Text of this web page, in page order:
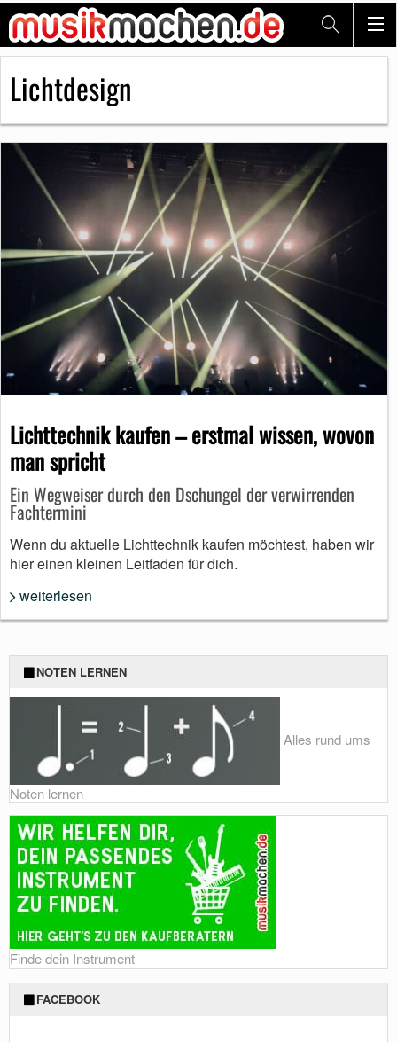
Lichtdesign
Lichttechnik kaufen – erstmal wissen, wovon
man spricht
Ein Wegweiser durch den Dschungel der verwirrenden
Fachtermini
Wenn du aktuelle Lichttechnik kaufen möchtest, haben wir
hier einen kleinen Leitfaden für dich.
weiterlesen
NOTEN LERNEN
Alles rund ums
Noten lernen
Finde dein Instrument
FACEBOOK